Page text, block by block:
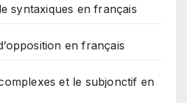
syntaxiques en français
en français
et le subjonctif en